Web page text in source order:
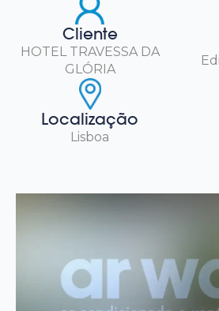
Cliente
HOTEL TRAVESSA DA
GLÓRIA
Localização
Lisboa